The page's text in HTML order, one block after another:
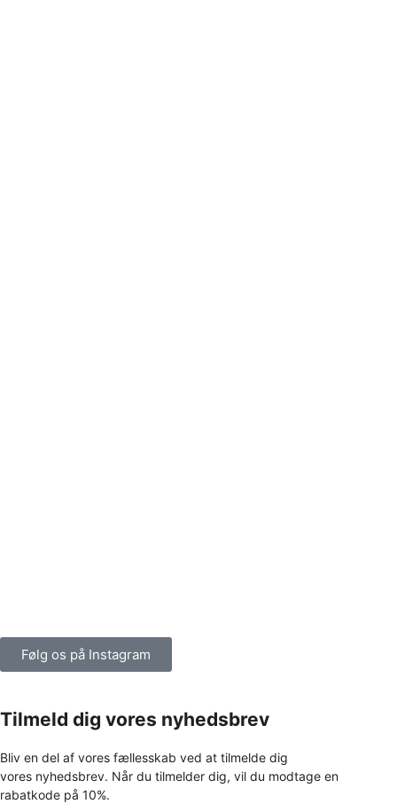
Følg os på Instagram
Tilmeld dig vores nyhedsbrev
Bliv en del af vores fællesskab ved at tilmelde dig
vores nyhedsbrev. Når du tilmelder dig, vil du modtage en
rabatkode på 10%.